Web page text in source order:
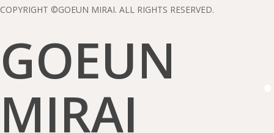
COPYRIGHT ©GOEUN MIRAI. ALL RIGHTS RESERVED.
GOEUN
MIRAI